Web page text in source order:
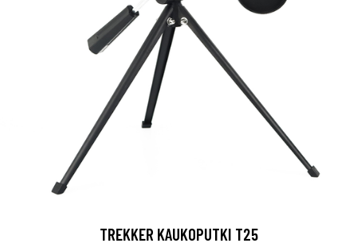
TREKKER KAUKOPUTKI T25